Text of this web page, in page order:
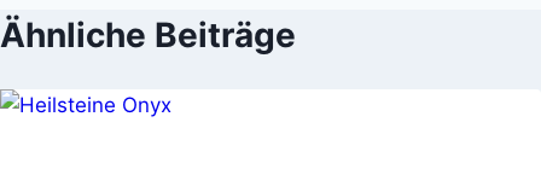
Ähnliche Beiträge